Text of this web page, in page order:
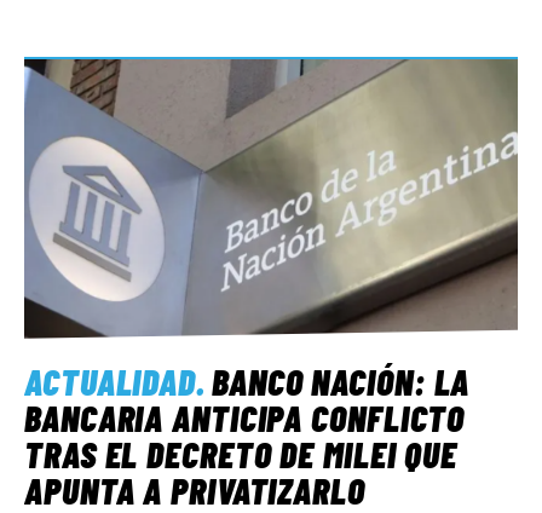
ACTUALIDAD.BANCO NACIÓN: LA
BANCARIA ANTICIPA CONFLICTO
TRAS EL DECRETO DE MILEI QUE
APUNTA A PRIVATIZARLO